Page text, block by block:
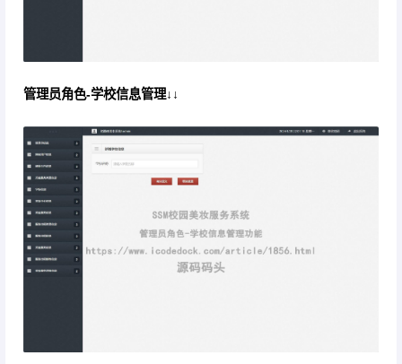
管理员角色-学校信息管理↓↓